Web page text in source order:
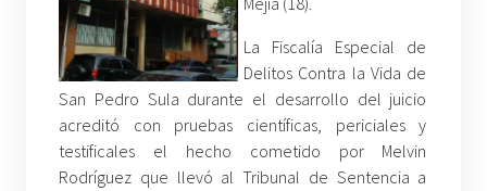
La Fiscalía Especial de
Delitos Contra la Vida de
San Pedro Sula durante el desarrollo del juicio
acreditó con pruebas científicas, periciales y
testificales el hecho cometido por Melvin
Rodríguez que llevó al Tribunal de Sentencia a